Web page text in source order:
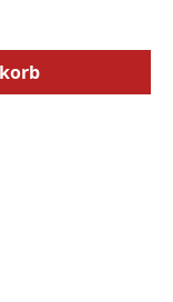
Wert